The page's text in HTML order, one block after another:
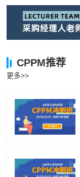
CPPM推荐
更多>>